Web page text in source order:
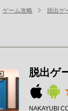
ゲーム攻略 脱出ゲ
脱出ゲ
NAKAYUBI